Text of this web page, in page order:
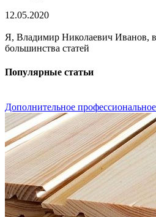
12.05.2020
Я, Владимир Николаевич Иванов,
большинства статей
Популярные статьи
Дополнительное